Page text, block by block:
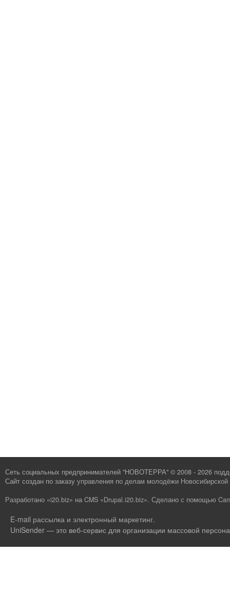
Сеть социальных предпринимателей "НОВОТЕРРА" © 2008 - 2026
Сайт создан по заказу управления по делам молодёжи Новосибирской
Разработано «i20.biz» на CMS «Drupal.i20.biz». Сделано с помощью
E-mail рассылка и электронный маркетинг.
UniSender — это веб-сервис для организации массовой